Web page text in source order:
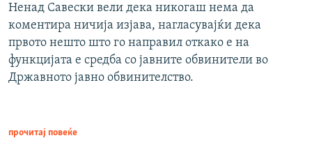
Ненад Савески вели дека никогаш нема да
коментира ничија изјава, нагласувајќи дека
првото нешто што го направил откако е на
функцијата е средба со јавните обвинители во
Државното јавно обвинителство.
прочитај повеќе